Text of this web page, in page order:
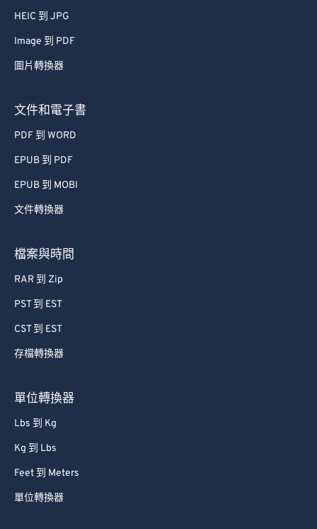
HEIC 到 JPG
Image 到 PDF
圖片轉換器
文件和電子書
PDF 到 WORD
EPUB 到 PDF
EPUB 到 MOBI
文件轉換器
檔案與時間
RAR 到 Zip
PST 到 EST
CST 到 EST
存檔轉換器
單位轉換器
Lbs 到 Kg
Kg 到 Lbs
Feet 到 Meters
單位轉換器